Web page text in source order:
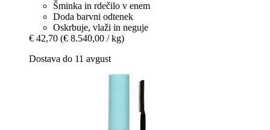
Šminka in rdečilo v enem
Doda barvni odtenek
Oskrbuje, vlaži in neguje
€ 42,70 (€ 8.540,00 / kg)
Dostava do 11 avgust